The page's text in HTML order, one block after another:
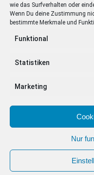
wie das Surfverhalten oder
Wenn Du deine Zustimmung
bestimmte Merkmale und
Funktional
Statistiken
Marketing
Nur
STARS 4
Barbara
von